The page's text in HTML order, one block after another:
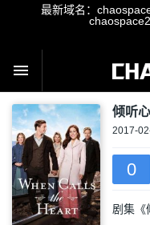
最新域名：
倾听
2017-
剧集《